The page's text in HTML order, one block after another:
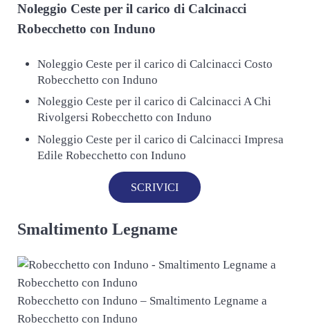
Noleggio Ceste per il carico di Calcinacci
Robecchetto con Induno
Noleggio Ceste per il carico di Calcinacci Costo
Robecchetto con Induno
Noleggio Ceste per il carico di Calcinacci A Chi
Rivolgersi Robecchetto con Induno
Noleggio Ceste per il carico di Calcinacci Impresa
Edile Robecchetto con Induno
SCRIVICI
Smaltimento Legname
Robecchetto con Induno – Smaltimento Legname a
Robecchetto con Induno